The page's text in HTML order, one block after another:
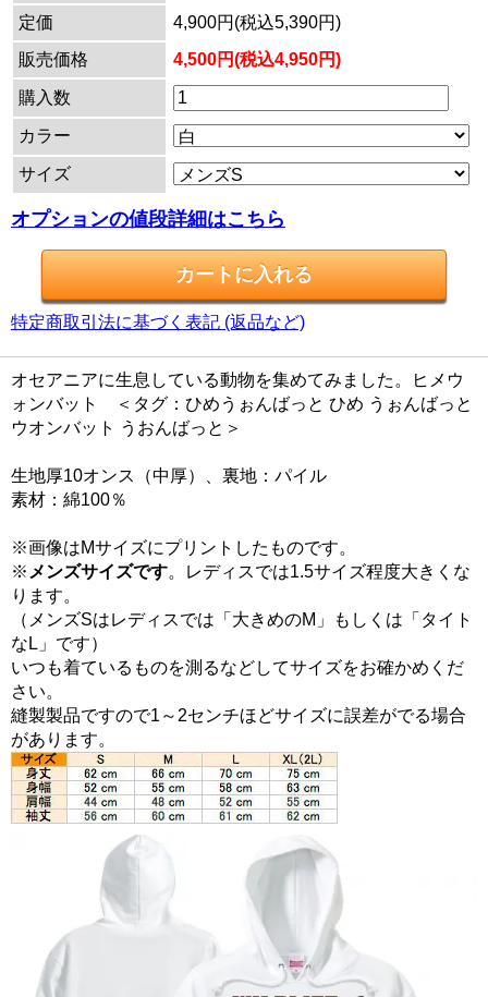
定価
4,900円(税込5,390円)
販売価格
4,500円(税込4,950円)
購入数
カラー
サイズ
オプションの値段詳細はこちら
特定商取引法に基づく表記 (返品など)
オセアニアに生息している動物を集めてみました。ヒメウ
ォンバット ＜タグ：ひめうぉんばっと ひめ うぉんばっと
ウオンバット うおんばっと＞
生地厚10オンス（中厚）、裏地：パイル
素材：綿100％
※画像はMサイズにプリントしたものです。
※ メンズサイズです。レディスでは1.5サイズ程度大きくな
ります。
（メンズSはレディスでは「大きめのM」もしくは「タイト
なL」です）
いつも着ているものを測るなどしてサイズをお確かめくだ
さい。
縫製製品ですので1～2センチほどサイズに誤差がでる場合
があります。